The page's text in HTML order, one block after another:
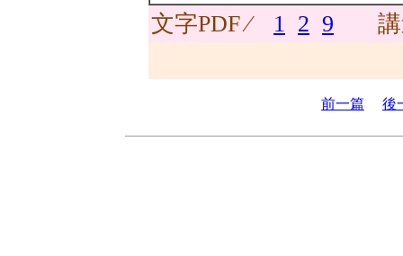
文字PDF ∕ 1 2 9
前一篇 後